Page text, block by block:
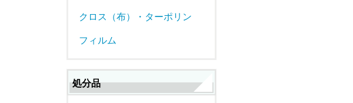
クロス（布）・ターポリン
フィルム
処分品